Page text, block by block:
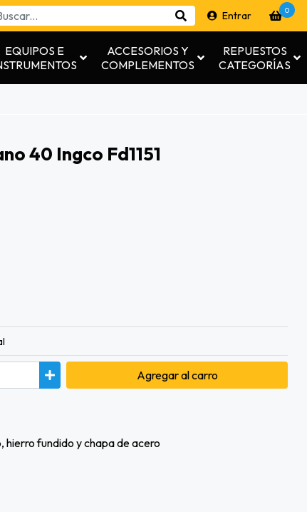
Entrar 0
EQUIPOS E
ACCESORIOS Y
COMPLEMENTOS
REPUESTOS
CATEGORÍAS
40 Ingco Fd1151
Agregaral carro
fundido y chapa de acero